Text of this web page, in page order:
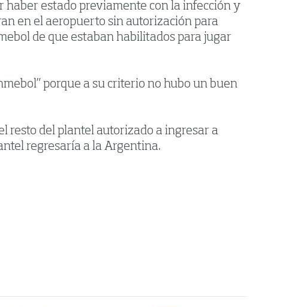
haber estado previamente con la infección y
en el aeropuerto sin autorización para
de que estaban habilitados para jugar
porque a su criterio no hubo un buen
resto del plantel autorizado a ingresar a
regresaría a la Argentina.